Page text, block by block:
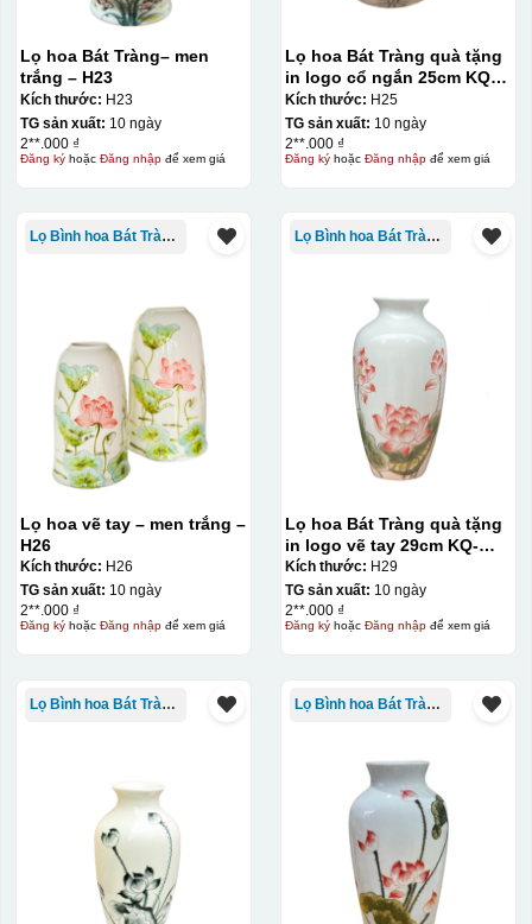
In Decal
IN Decal lên GỐM SỨ
Bước 1: Tạo khuôn in để tạo ra Decal Bước 2: Dán
decal lên gốm sứ Bước 3: Cho vào lò nung ở nhiệt độ
trước khi dán nó lên gốm sứ, xưởng in sẽ in lên 1 loại
giấy đặc biệt, và kích thước logo được căn chỉnh theo
sản phẩm, để khi dán không bị nhỏ hoặc to quá
Lọ hoa Bát Tràng– men
trắng – H23
Kích thước: H23
TG sản xuất: 10 ngày
2**.000 ₫
Đăng kýhoặc Đăng nhậpđể xem giá
Lọ hoa Bát Tràng quà tặng
in logo cổ ngắn 25cm KQ-
LH02
Kích thước: H25
TG sản xuất: 10 ngày
2**.000 ₫
Đăng kýhoặc Đăng nhậpđể xem giá
Lọ Bình hoa Bát Tràng in logo
Lọ hoa vẽ tay – men trắng –
H26
Kích thước: H26
TG sản xuất: 10 ngày
2**.000 ₫
Đăng kýhoặc Đăng nhậpđể xem giá
Lọ Bình hoa Bát Tràng in logo
Lọ hoa Bát Tràng quà tặng
in logo vẽ tay 29cm KQ-
LH01
Kích thước: H29
TG sản xuất: 10 ngày
2**.000 ₫
Đăng kýhoặc Đăng nhậpđể xem giá
Lọ Bình hoa Bát Tràng in logo Lọ Bình hoa Bát Tràng in logo